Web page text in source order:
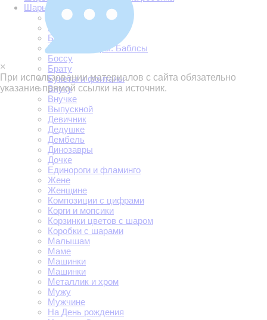
Шары с гелием
Арки и гирлянды
Бабушке
Без надписи
Большие шары. Баблсы
Боссу
Брату
Букеты и фонтаны
Внуку
Внучке
Выпускной
Девичник
Дедушке
Дембель
Динозавры
Дочке
Единороги и фламинго
Жене
Женщине
Композиции с цифрами
Корги и мопсики
Корзинки цветов с шаром
Коробки с шарами
Малышам
Маме
Машинки
Машинки
Металлик и хром
Мужу
Мужчине
На День рождения
×
При использовании материалов с сайта обязательно
указание прямой ссылки на источник.